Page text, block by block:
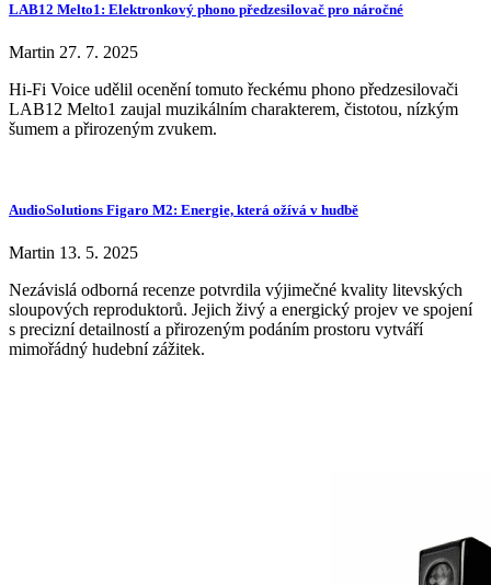
LAB12 Melto1: Elektronkový phono předzesilovač pro náročné
Martin 27. 7. 2025
Hi-Fi Voice udělil ocenění tomuto řeckému phono předzesilovači
LAB12 Melto1 zaujal muzikálním charakterem, čistotou, nízkým
šumem a přirozeným zvukem.
AudioSolutions Figaro M2: Energie, která ožívá v hudbě
Martin 13. 5. 2025
Nezávislá odborná recenze potvrdila výjimečné kvality litevských
sloupových reproduktorů. Jejich živý a energický projev ve spojení
s precizní detailností a přirozeným podáním prostoru vytváří
mimořádný hudební zážitek.